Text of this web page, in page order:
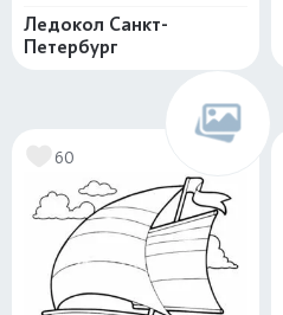
Ледокол Санкт-
Петербург
60